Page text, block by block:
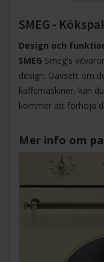
SMEG -
Design och
SMEG Smeg's
design. Oavsett om
kaffemaskiner, kan
kommer att förhöja
Mer info om